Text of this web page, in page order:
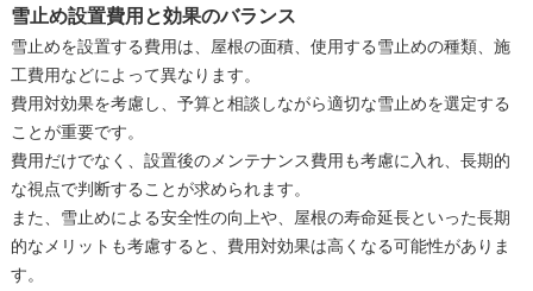
雪止め設置費用と効果のバランス
雪止めを設置する費用は、屋根の面積、使用する雪止めの種類、施
工費用などによって異なります。
費用対効果を考慮し、予算と相談しながら適切な雪止めを選定する
ことが重要です。
費用だけでなく、設置後のメンテナンス費用も考慮に入れ、長期的
な視点で判断することが求められます。
また、雪止めによる安全性の向上や、屋根の寿命延長といった長期
的なメリットも考慮すると、費用対効果は高くなる可能性がありま
す。